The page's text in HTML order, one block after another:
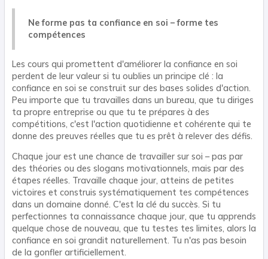
Ne forme pas ta confiance en soi – forme tes
compétences
Les cours qui promettent d'améliorer la confiance en soi
perdent de leur valeur si tu oublies un principe clé : la
confiance en soi se construit sur des bases solides d'action.
Peu importe que tu travailles dans un bureau, que tu diriges
ta propre entreprise ou que tu te prépares à des
compétitions, c'est l'action quotidienne et cohérente qui te
donne des preuves réelles que tu es prêt à relever des défis.
Chaque jour est une chance de travailler sur soi – pas par
des théories ou des slogans motivationnels, mais par des
étapes réelles. Travaille chaque jour, atteins de petites
victoires et construis systématiquement tes compétences
dans un domaine donné. C'est la clé du succès. Si tu
perfectionnes ta connaissance chaque jour, que tu apprends
quelque chose de nouveau, que tu testes tes limites, alors la
confiance en soi grandit naturellement. Tu n'as pas besoin
de la gonfler artificiellement.